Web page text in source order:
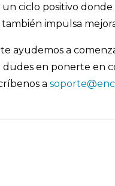
ciclo positivo
impulsa
ayudemos a
dudes en ponerte en
a